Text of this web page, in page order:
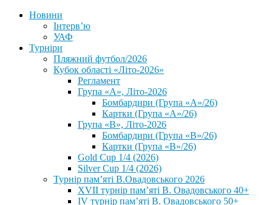
Новини
Інтерв’ю
УАФ
Турніри
Пляжний футбол/2026
Кубок області «Літо-2026»
Регламент
Група «А», Літо-2026
Бомбардири (Група «А»/26)
Картки (Група «А»/26)
Група «В», Літо-2026
Бомбардири (Група «В»/26)
Картки (Група «В»/26)
Gold Cup 1/4 (2026)
Silver Cup 1/4 (2026)
Турнір пам’яті В.Овадовського 2026
XVII турнір пам’яті В. Овадовського 40+
IV турнір пам’яті В. Овадовського 50+